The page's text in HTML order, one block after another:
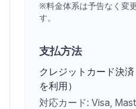
※料金体系は予告なく変
す。
支払方法
クレジットカード決
を利用）
対応カード: Visa,